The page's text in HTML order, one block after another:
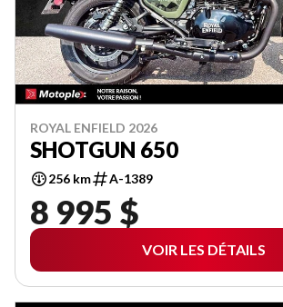
ROYAL ENFIELD 2026
SHOTGUN 650
256 km A-1389
8 995 $
VOIR LES DÉTAILS